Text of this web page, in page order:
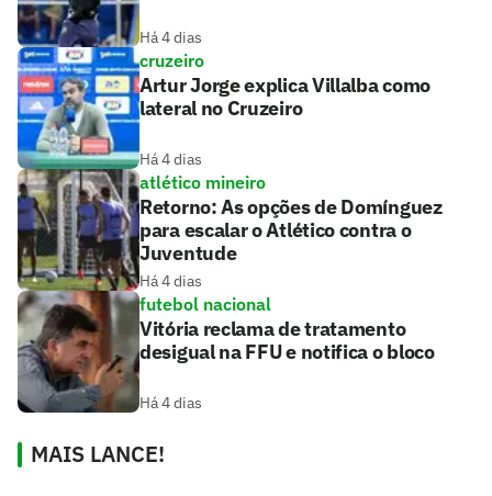
Há 4 dias
cruzeiro
Artur Jorge explica Villalba como
lateral no Cruzeiro
Há 4 dias
atlético mineiro
Retorno: As opções de Domínguez
para escalar o Atlético contra o
Juventude
Há 4 dias
futebol nacional
Vitória reclama de tratamento
desigual na FFU e notifica o bloco
Há 4 dias
MAIS LANCE!